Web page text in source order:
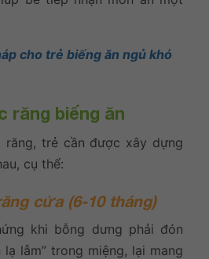
cho trẻ biếng ăn ngủ khó
răng biếng ăn
răng, trẻ cần được xây dựng
cụ thể:
cửa (6-10 tháng)
khi bỗng dưng phải đón
lạ lẫm” trong miệng, lại mang